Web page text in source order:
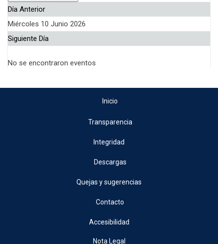
Día Anterior
Miércoles 10 Junio 2026
Siguiente Día
No se encontraron eventos
Inicio
Transparencia
Integridad
Descargas
Quejas y sugerencias
Contacto
Accesibilidad
Nota Legal